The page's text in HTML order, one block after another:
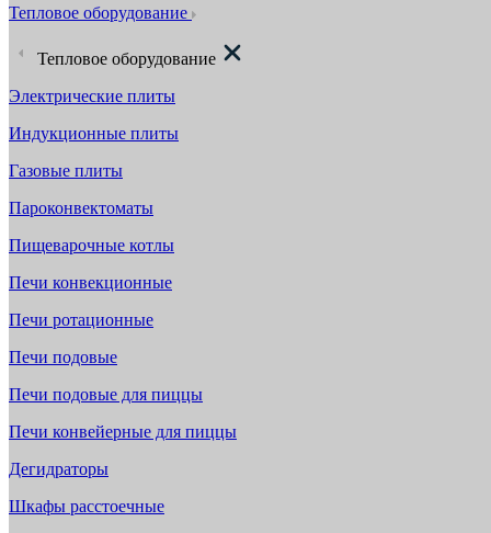
Тепловое оборудование
Тепловое оборудование
Электрические плиты
Индукционные плиты
Газовые плиты
Пароконвектоматы
Пищеварочные котлы
Печи конвекционные
Печи ротационные
Печи подовые
Печи подовые для пиццы
Печи конвейерные для пиццы
Дегидраторы
Шкафы расстоечные